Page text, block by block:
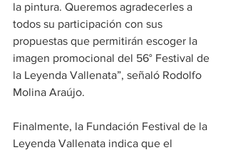
la pintura. Queremos agradecerles a
todos su participación con sus
propuestas que permitirán escoger la
imagen promocional del 56° Festival de
la Leyenda Vallenata”, señaló Rodolfo
Molina Araújo.
Finalmente, la Fundación Festival de la
Leyenda Vallenata indica que el